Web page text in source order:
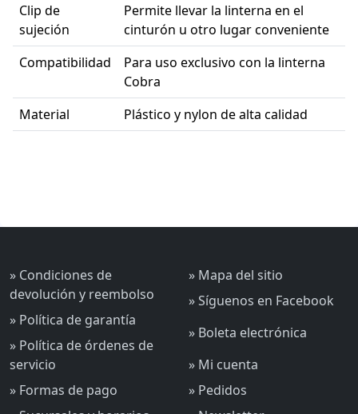
Clip de
sujeción
Permite llevar la linterna en el
cinturón u otro lugar conveniente
Compatibilidad
Para uso exclusivo con la linterna
Cobra
Material
Plástico y nylon de alta calidad
» Condiciones de
devolución y reembolso
» Política de garantía
» Política de órdenes de
servicio
» Formas de pago
» Mapa del sitio
» Síguenos en Facebook
» Boleta electrónica
» Mi cuenta
» Pedidos